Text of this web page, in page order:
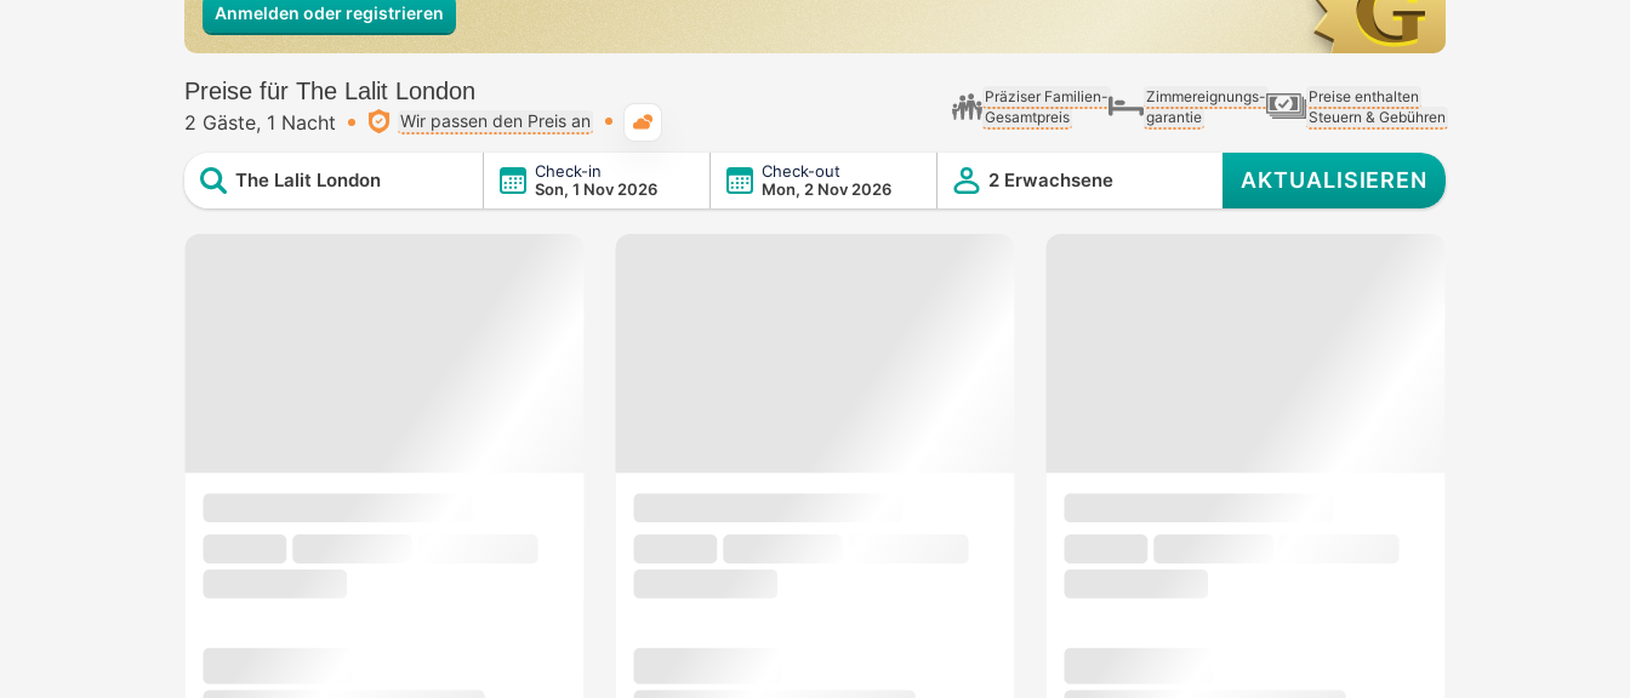
Anmelden oder registrieren
Preise für The Lalit London
2 Gäste 1 Nacht Wir passen den Preis an
Präziser Familien-
Gesamtpreis
Zimmereignungs-
garantie
Preise enthalten
Steuern & Gebühren
The Lalit London
Check-in
Son, 1 Nov 2026
Check-out
Mon, 2 Nov 2026
2 Erwachsene AKTUALISIEREN